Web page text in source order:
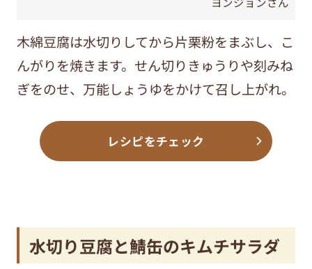
木綿豆腐は水切りしてから片栗粉をまぶし、こ
んがりを焼きます。せん切りきゅうりや刻みね
ぎをのせ、万能しょうゆをかけて召し上がれ。
レシピをチェック
水切り豆腐と鯖缶のキムチサラダ